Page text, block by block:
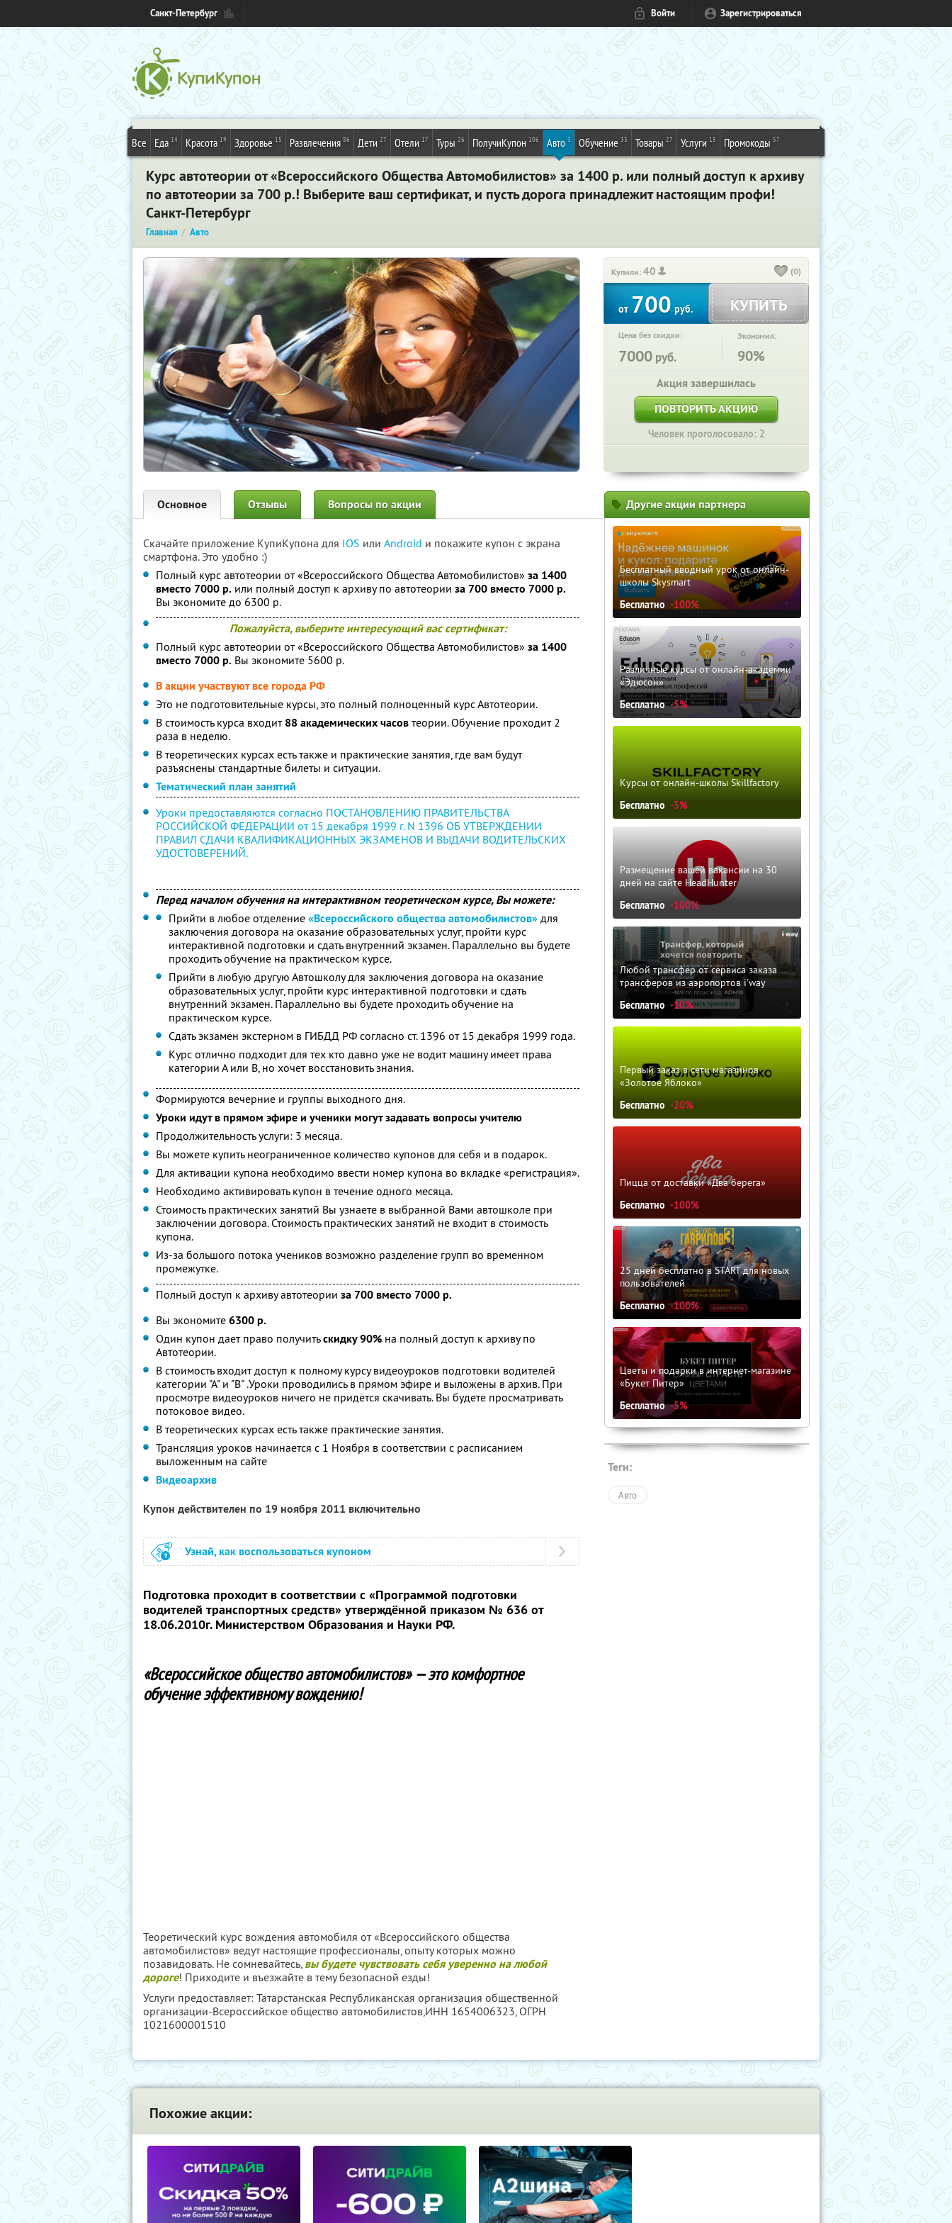
Санкт-Петербург Войти Зарегистрироваться
Все Еда 14 Красота 19 Здоровье 15 Развлечения 86 Дети 27 Отели 17 Туры 26 ПолучиКупон 106 Авто 3 Обучение 33 Товары 27 Услуги 15 Промокоды 57
Курс автотеории от «Всероссийского Общества Автомобилистов» за 1400 р. или полный доступ к архиву
по автотеории за 700 р.! Выберите ваш сертификат, и пусть дорога принадлежит настоящим профи!
Санкт-Петербург
Главная Авто
Купили:40 (0)
от700руб. КУПИТЬ
Цена без скидки:
7000 руб.
Экономия:
90%
Акция завершилась
ПОВТОРИТЬ АКЦИЮ
Человек проголосовало: 2
Основное Отзывы Вопросы по акции
Скачайте приложение КупиКупона для IOS или Android и покажите купон с экрана
смартфона. Это удобно :)
Полный курс автотеории от «Всероссийского Общества Автомобилистов» за 1400
вместо 7000 р. или полный доступ к архиву по автотеории за 700 вместо 7000 р.
Вы экономите до 6300 р.
Пожалуйста, выберите интересующий вас сертификат:
Полный курс автотеории от «Всероссийского Общества Автомобилистов» за 1400
вместо 7000 р. Вы экономите 5600 р.
В акции участвуют все города РФ
Это не подготовительные курсы, это полный полноценный курс Автотеории.
В стоимость курса входит88 академических часов теории. Обучение проходит 2
раза в неделю.
В теоретических курсах есть также и практические занятия, где вам будут
разъяснены стандартные билеты и ситуации.
Тематический план занятий
Уроки предоставляются согласно ПОСТАНОВЛЕНИЮ ПРАВИТЕЛЬСТВА
РОССИЙСКОЙ ФЕДЕРАЦИИ от 15 декабря 1999 г. N 1396 ОБ УТВЕРЖДЕНИИ
ПРАВИЛ СДАЧИ КВАЛИФИКАЦИОННЫХ ЭКЗАМЕНОВ И ВЫДАЧИ ВОДИТЕЛЬСКИХ
УДОСТОВЕРЕНИЙ.
Перед началом обучения на интерактивном теоретическом курсе, Вы можете:
Прийти в любое отделение «Всероссийского общества автомобилистов» для
заключения договора на оказание образовательных услуг, пройти курс
интерактивной подготовки и сдать внутренний экзамен. Параллельно вы будете
проходить обучение на практическом курсе.
Прийти в любую другую Автошколу для заключения договора на оказание
образовательных услуг, пройти курс интерактивной подготовки и сдать
внутренний экзамен. Параллельно вы будете проходить обучение на
практическом курсе.
Сдать экзамен экстерном в ГИБДД РФ согласно ст. 1396 от 15 декабря 1999 года.
Курс отлично подходит для тех кто давно уже не водит машину имеет права
категории А или В, но хочет восстановить знания.
Формируются вечерние и группы выходного дня.
Уроки идут в прямом эфире и ученики могут задавать вопросы учителю
Продолжительность услуги: 3 месяца.
Вы можете купить неограниченное количество купонов для себя и в подарок.
Для активации купона необходимо ввести номер купона во вкладке «регистрация».
Необходимо активировать купон в течение одного месяца.
Стоимость практических занятий Вы узнаете в выбранной Вами автошколе при
заключении договора. Стоимость практических занятий не входит в стоимость
купона.
Из-за большого потока учеников возможно разделение групп во временном
промежутке.
Полный доступ к архиву автотеории за 700 вместо 7000 р.
Вы экономите 6300 р.
Один купон дает право получитьскидку 90% на полный доступ к архиву по
Автотеории.
В стоимость входит доступ к полному курсу видеоуроков подготовки водителей
категории "А" и "В" .Уроки проводились в прямом эфире и выложены в архив. При
просмотре видеоуроков ничего не придётся скачивать. Вы будете просматривать
потоковое видео.
В теоретических курсах есть также практические занятия.
Трансляция уроков начинается с 1 Ноября в соответствии с расписанием
выложенным на сайте
Видеоархив
Купон действителен по 19 ноября 2011 включительно
Узнай, как воспользоваться купоном
Подготовка проходит в соответствии с «Программой подготовки
водителей транспортных средств» утверждённой приказом № 636 от
18.06.2010г. Министерством Образования и Науки РФ.
«Всероссийское общество автомобилистов» — это комфортное
обучение эффективному вождению!
Теоретический курс вождения автомобиля от «Всероссийского общества
автомобилистов» ведут настоящие профессионалы, опыту которых можно
позавидовать. Не сомневайтесь, вы будете чувствовать себя уверенно на любой
дороге! Приходите и въезжайте в тему безопасной езды!
Услуги предоставляет: Татарстанская Республиканская организация общественной
организации-Всероссийское общество автомобилистов,ИНН 1654006323, ОГРН
1021600001510
Другие акции партнера
Бесплатный вводный урок от онлайн-
школы Skysmart
Бесплатно -100%
Различные курсы от онлайн-академии
«Эдюсон»
Бесплатно -5%
Курсы от онлайн-школы Skillfactory
Бесплатно -5%
Размещение вашей вакансии на 30
дней на сайте HeadHunter
Бесплатно -100%
Любой трансфер от сервиса заказа
трансферов из аэропортов i'way
Бесплатно -10%
Первый заказ в сети магазинов
«Золотое Яблоко»
Бесплатно -20%
Пицца от доставки «Два берега»
Бесплатно -100%
25 дней бесплатно в START для новых
пользователей
Бесплатно -100%
Цветы и подарки в интернет-магазине
«Букет Питер»
Бесплатно -5%
Теги:
Авто
Похожие акции: